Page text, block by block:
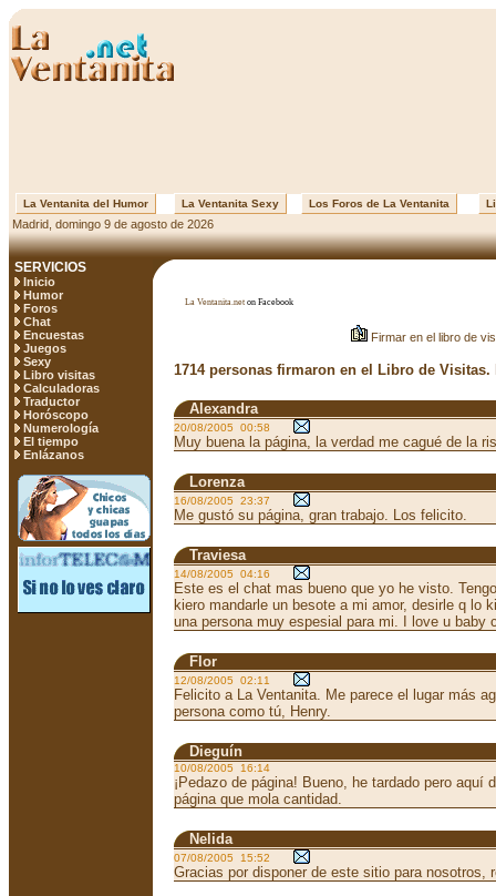
La Ventanita del Humor La Ventanita Sexy Los Foros de La Ventanita
Madrid, domingo 9 de agosto de 2026
SERVICIOS
Inicio
Humor
Foros
Chat
Encuestas
Juegos
Sexy
Libro visitas
Calculadoras
Traductor
Horóscopo
Numerología
El tiempo
Enlázanos
La Ventanita.net on Facebook
Firmar en el libro de
1714 personas firmaron en el Libro de Visitas.
Alexandra
20/08/2005 00:58
Muy buena la página, la verdad me cagué de la
Lorenza
16/08/2005 23:37
Me gustó su página, gran trabajo. Los felicito.
Traviesa
14/08/2005 04:16
Este es el chat mas bueno que yo he visto.
kiero mandarle un besote a mi amor, desirle q lo
una persona muy espesial para mi. I love u baby
Flor
12/08/2005 02:11
Felicito a La Ventanita. Me parece el lugar más
persona como tú, Henry.
Dieguín
10/08/2005 16:14
¡Pedazo de página! Bueno, he tardado pero aquí
página que mola cantidad.
Nelida
07/08/2005 15:52
Gracias por disponer de este sitio para nosotros,